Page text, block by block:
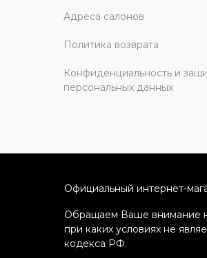
Адреса салонов
Политика возврата
Конфиденциальность и
персональных данных
Официальный интернет-
Обращаем Ваше внимание
при каких условиях не
кодекса РФ.